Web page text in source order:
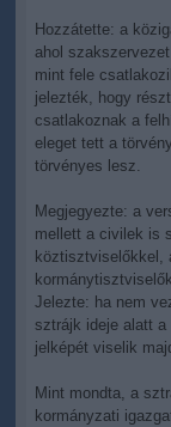
Hozzátette: a
ahol
mint fele
jelezték, hogy
csatlakoznak a
eleget tett a
törvényes lesz.
Megjegyezte: a
mellett a civilek is
köztisztviselőkkel,
Jelezte: ha nem
sztrájk ideje alatt a
jelképét viselik
Mint mondta, a
kormányzati